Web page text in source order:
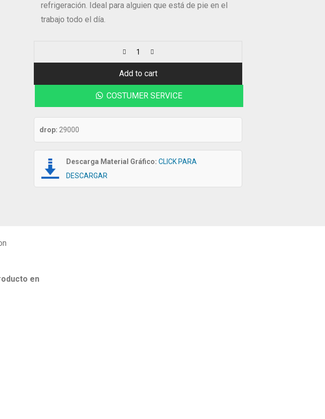
refrigeración. Ideal para alguien que está de pie en el
trabajo todo el día.
Add to cart
COSTUMER SERVICE
drop: 29000
Descarga Material Gráfico: CLICK PARA
DESCARGAR
en